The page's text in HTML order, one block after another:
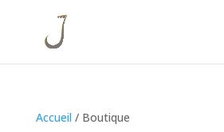
Accueil / Boutique